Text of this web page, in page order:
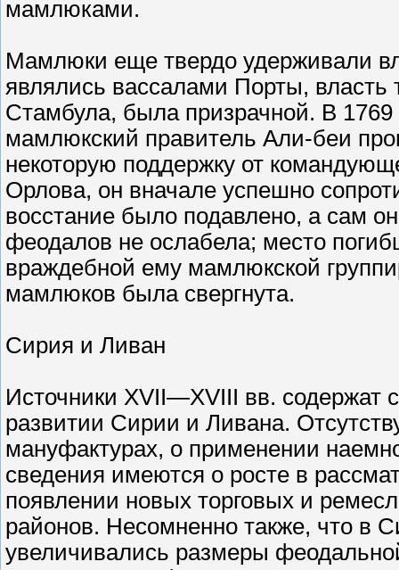
мамлюками.
Мамлюки еще твердо удерживали
являлись вассалами Порты,
Стамбула, была призрачной. В 1769
мамлюкский правитель Али-беи
некоторую поддержку от
Орлова, он вначале успешно
восстание было подавлено, а сам
феодалов не ослабела; место
враждебной ему мамлюкской
мамлюков была свергнута.
Сирия и Ливан
Источники XVII—XVIII вв. содержат
развитии Сирии и Ливана.
мануфактурах, о применении
сведения имеются о росте в
появлении новых торговых и
районов. Несомненно также, что в
увеличивались размеры